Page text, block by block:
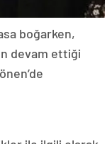
boğarken,
devam ettiği